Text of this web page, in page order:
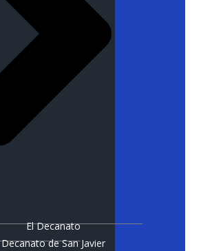
El Decanato
Decanato de San Javier